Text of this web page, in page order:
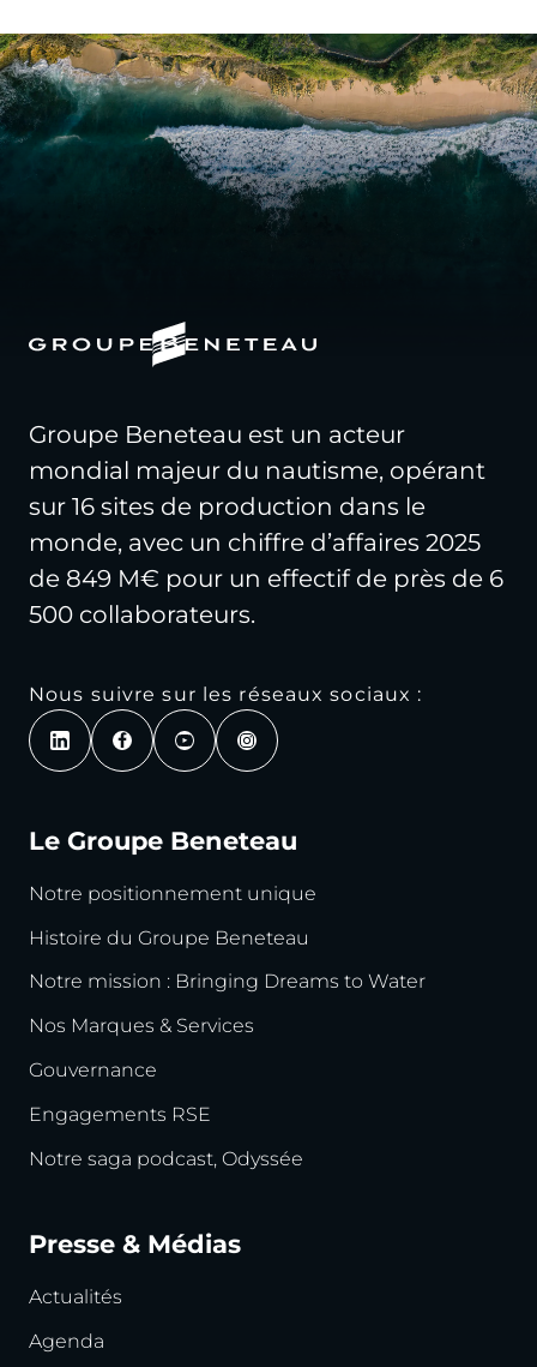
Groupe Beneteau est un acteur
mondial majeur du nautisme, opérant
sur 16 sites de production dans le
monde, avec un chiffre d’affaires 2025
de 849 M€ pour un effectif de près de 6
500 collaborateurs.
Nous suivre sur les réseaux sociaux :
Le Groupe Beneteau
Notre positionnement unique
Histoire du Groupe Beneteau
Notre mission : Bringing Dreams to Water
Nos Marques & Services
Gouvernance
Engagements RSE
Notre saga podcast, Odyssée
Presse & Médias
Actualités
Agenda